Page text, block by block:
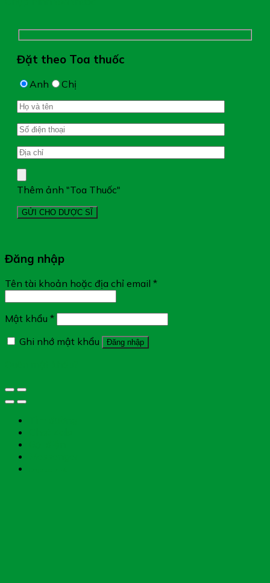
Đặt theo Toa thuốc
Anh Chị
Thêm ảnh "Toa Thuốc"
Đăng nhập
Tên tài khoản hoặc địa chỉ email *
Mật khẩu *
Ghi nhớ mật khẩu
Đăng nhập